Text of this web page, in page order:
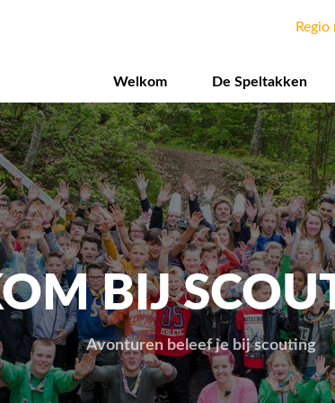
de
inhoud
gaan
Welkom De Speltakken
BIJ
Avonturen beleef je bij scouting